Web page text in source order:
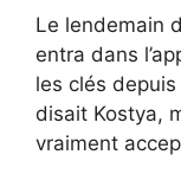
Le lendemain
entra dans
les clés
disait Kostya,
vraiment